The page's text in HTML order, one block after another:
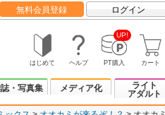
無料会員登録 ログイン
はじめて ヘルプ
UP!
PT購入 カート
・写真集 メディア化
ライト
アダルト